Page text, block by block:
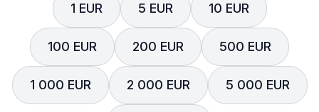
1 EUR 5 EUR 10 EUR
100 EUR 200 EUR 500 EUR
1 000 EUR 2 000 EUR 5 000 EUR